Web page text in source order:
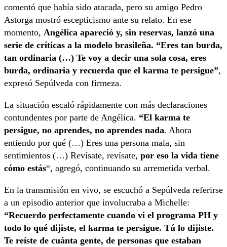
comentó que había sido atacada, pero su amigo Pedro
Astorga mostró escepticismo ante su relato. En ese
momento, Angélica apareció y, sin reservas, lanzó una
serie de críticas a la modelo brasileña. “Eres tan burda,
tan ordinaria (…) Te voy a decir una sola cosa, eres
burda, ordinaria y recuerda que el karma te persigue”,
expresó Sepúlveda con firmeza.
La situación escaló rápidamente con más declaraciones
contundentes por parte de Angélica. “El karma te
persigue, no aprendes, no aprendes nada. Ahora
entiendo por qué (…) Eres una persona mala, sin
sentimientos (…) Revísate, revísate, por eso la vida tiene
cómo estás“, agregó, continuando su arremetida verbal.
En la transmisión en vivo, se escuchó a Sepúlveda referirse
a un episodio anterior que involucraba a Michelle:
“Recuerdo perfectamente cuando vi el programa PH y
todo lo qué dijiste, el karma te persigue. Tú lo dijiste.
Te reíste de cuánta gente, de personas que estaban